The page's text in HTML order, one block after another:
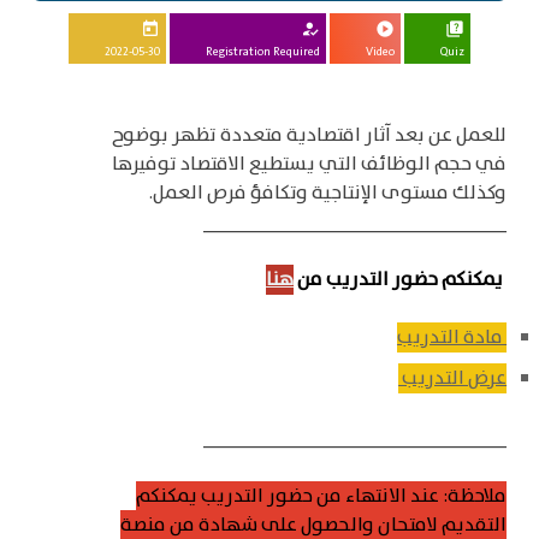
today
2022-05-30
how_to_reg
Registration Required
play_circle
Video
quiz
Quiz
للعمل عن بعد آثار اقتصادية متعددة تظهر بوضوح
في حجم الوظائف التي يستطيع الاقتصاد توفيرها
وكذلك مستوى الإنتاجية وتكافؤ فرص العمل.
يمكنكم حضور التدريب منهنا
مادة التدريب
عرض التدريب
ملاحظة: عند الانتهاء من حضور التدريب يمكنكم
التقديم لامتحان والحصول على شهادة من منصة